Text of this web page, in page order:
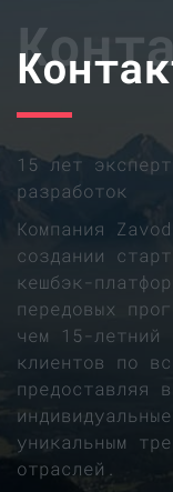
15 лет
разработок
Компания
создании
кешбэк-
передовых
чем 15-летний
клиентов по
предоставляя
уникальным
отраслей.